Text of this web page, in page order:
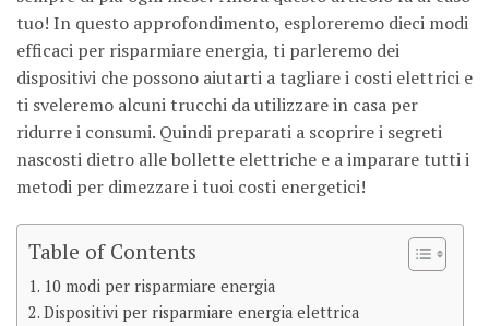
tuo! In questo approfondimento, esploreremo dieci modi
efficaci per risparmiare energia, ti parleremo dei
dispositivi che possono aiutarti a tagliare i costi elettrici e
ti sveleremo alcuni trucchi da utilizzare in casa per
ridurre i consumi. Quindi preparati a scoprire i segreti
nascosti dietro alle bollette elettriche e a imparare tutti i
metodi per dimezzare i tuoi costi energetici!
Table of Contents
10 modi per risparmiare energia
Dispositivi per risparmiare energia elettrica